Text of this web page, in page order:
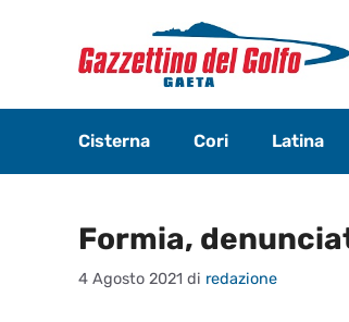
contenuto
Cisterna Cori Latina
Formia,
4 Agosto 2021 di redazione